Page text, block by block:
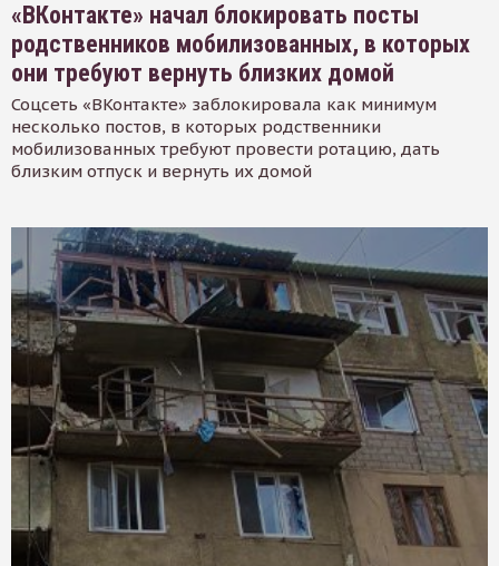
«ВКонтакте» начал блокировать посты
родственников мобилизованных, в которых
они требуют вернуть близких домой
Соцсеть «ВКонтакте» заблокировала как минимум
несколько постов, в которых родственники
мобилизованных требуют провести ротацию, дать
близким отпуск и вернуть их домой